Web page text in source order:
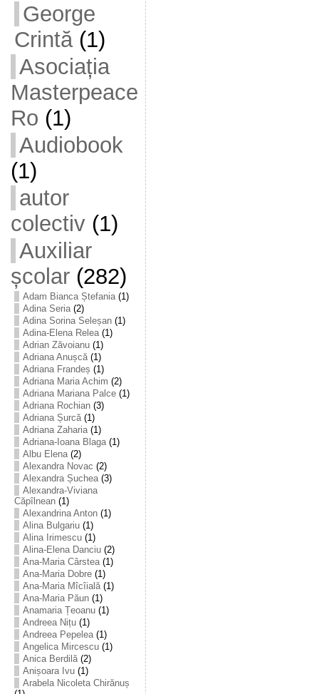
George
Crintă(1)
Asociația
Masterpeace
Ro (1)
Audiobook
(1)
autor
colectiv(1)
Auxiliar
școlar(282)
Adam Bianca Ștefania(1)
Adina Seria(2)
Adina Sorina Seleșan(1)
Adina-Elena Relea(1)
Adrian Zăvoianu(1)
Adriana Anușcă(1)
Adriana Frandeș (1)
Adriana Maria Achim (2)
Adriana Mariana Palce(1)
Adriana Rochian(3)
Adriana Șurcă(1)
Adriana Zaharia(1)
Adriana-Ioana Blaga(1)
Albu Elena(2)
Alexandra Novac (2)
Alexandra Șuchea(3)
Alexandra-Viviana
Căpîlnean(1)
Alexandrina Anton(1)
Alina Bulgariu(1)
Alina Irimescu(1)
Alina-Elena Danciu(2)
Ana-Maria Cârstea(1)
Ana-Maria Dobre(1)
Ana-Maria Mîcîială(1)
Ana-Maria Păun(1)
Anamaria Țeoanu(1)
Andreea Nițu(1)
Andreea Pepelea(1)
Angelica Mircescu(1)
Anica Berdilă(2)
Anișoara Ivu(1)
Arabela Nicoleta Chirănuș